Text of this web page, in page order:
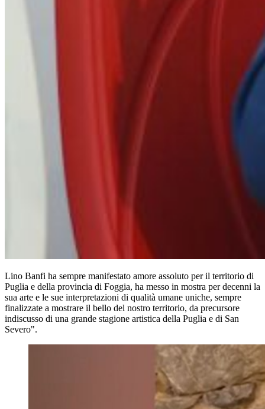
Lino Banfi ha sempre manifestato amore assoluto per il territorio di
Puglia e della provincia di Foggia, ha messo in mostra per decenni la
sua arte e le sue interpretazioni di qualità umane uniche, sempre
finalizzate a mostrare il bello del nostro territorio, da precursore
indiscusso di una grande stagione artistica della Puglia e di San
Severo".